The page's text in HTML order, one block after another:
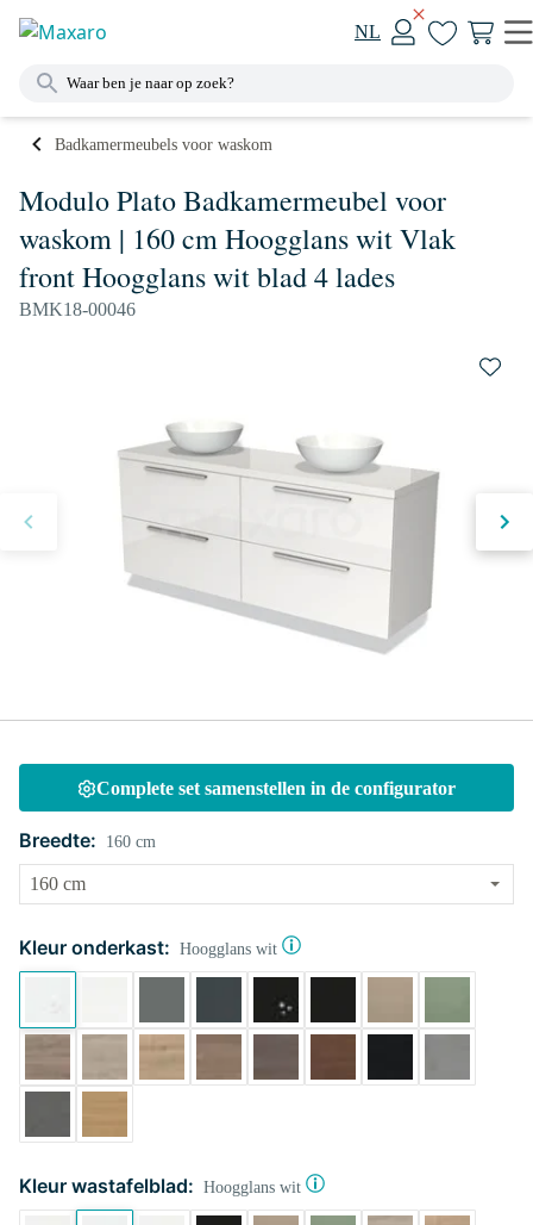
NL
Badkamermeubels voor waskom
Modulo Plato Badkamermeubel voor
waskom | 160 cm Hoogglans wit Vlak
front Hoogglans wit blad 4 lades
BMK18-00046
Complete set samenstellen in de configurator
Breedte: 160 cm
Kleur onderkast: Hoogglans wit
Kleur wastafelblad: Hoogglans wit